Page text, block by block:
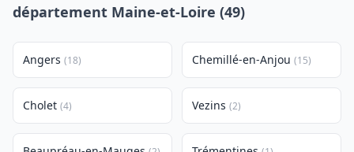
département Maine-et-Loire (49)
Angers (18) Chemillé-en-Anjou (15)
Cholet (4) Vezins (2)